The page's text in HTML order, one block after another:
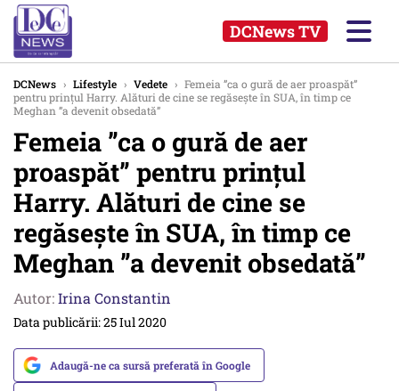
DCNews TV
DCNews › Lifestyle › Vedete › Femeia ”ca o gură de aer proaspăt”
pentru prințul Harry. Alături de cine se regăsește în SUA, în timp ce
Meghan ”a devenit obsedată”
Femeia ”ca o gură de aer
proaspăt” pentru prințul
Harry. Alături de cine se
regăsește în SUA, în timp ce
Meghan ”a devenit obsedată”
Autor:Irina Constantin
Data publicării: 25 Iul 2020
Adaugă-ne ca sursă preferată în Google